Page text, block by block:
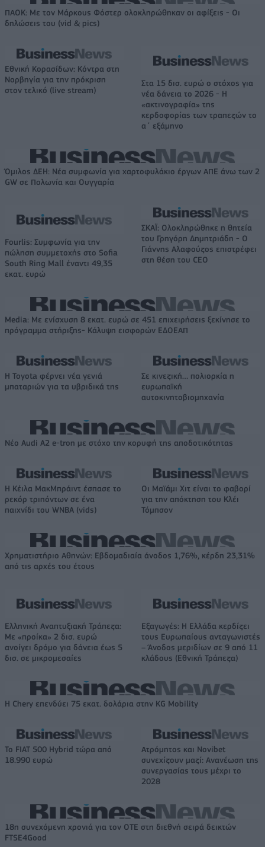
ΠΑΟΚ: Με τον Μάρκους Φόστερ ολοκληρώθηκαν οι αφίξεις - Οι
δηλώσεις του (vid & pics)
Εθνική Κορασίδων: Κόντρα στη
Νορβηγία για την πρόκριση
στον τελικό (live stream)
Στα 15 δισ. ευρώ ο στόχος για
νέα δάνεια το 2026 - Η
«ακτινογραφία» της
κερδοφορίας των τραπεζών το
α΄ εξάμηνο
Όμιλος ΔΕΗ: Νέα συμφωνία για χαρτοφυλάκιο έργων ΑΠΕ άνω των 2
GW σε Πολωνία και Ουγγαρία
Fourlis: Συμφωνία για την
πώληση συμμετοχής στο Sofia
South Ring Mall έναντι 49,35
εκατ. ευρώ
ΣΚΑΪ: Ολοκληρώθηκε η θητεία
του Γρηγόρη Δημητριάδη - Ο
Γιάννης Αλαφούζος επιστρέφει
στη θέση του CEO
Media: Με ενίσχυση 8 εκατ. ευρώ σε 451 επιχειρήσεις ξεκίνησε το
πρόγραμμα στήριξης- Κάλυψη εισφορών ΕΔΟΕΑΠ
Η Toyota φέρνει νέα γενιά
μπαταριών για τα υβριδικά της
Σε κινεζική… πολιορκία η
ευρωπαϊκή
αυτοκινητοβιομηχανία
Νέο Audi A2 e-tron με στόχο την κορυφή της αποδοτικότητας
Η Κέιλα ΜακΜπράιντ έσπασε το
ρεκόρ τριπόντων σε ένα
παιχνίδι του WNBA (vids)
Οι Μαϊάμι Χιτ είναι το φαβορί
για την απόκτηση του Κλέι
Τόμπσον
Χρηματιστήριο Αθηνών: Εβδομαδιαία άνοδος 1,76%, κέρδη 23,31%
από τις αρχές του έτους
Ελληνική Αναπτυξιακή Τράπεζα:
Με «προίκα» 2 δισ. ευρώ
ανοίγει δρόμο για δάνεια έως 5
δισ. σε μικρομεσαίες
Εξαγωγές: Η Ελλάδα κερδίζει
τους Ευρωπαίους ανταγωνιστές
– Άνοδος μεριδίων σε 9 από 11
κλάδους (Εθνική Τράπεζα)
Η Chery επενδύει 75 εκατ. δολάρια στην KG Mobility
Το FIAT 500 Hybrid τώρα από
18.990 ευρώ
Ατρόμητος και Novibet
συνεχίζουν μαζί: Ανανέωση της
συνεργασίας τους μέχρι το
2028
18η συνεχόμενη χρονιά για τον ΟΤΕ στη διεθνή σειρά δεικτών
FTSE4Good